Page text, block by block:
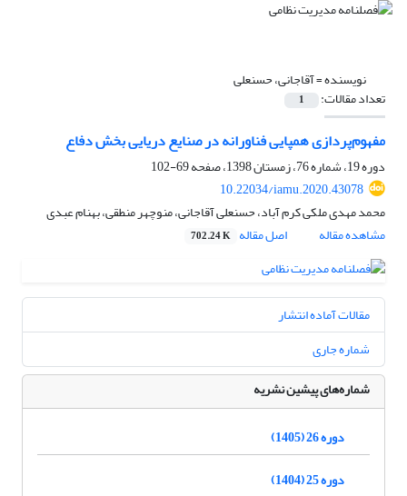
نویسنده =آقاجانی، حسنعلی
تعداد مقالات: 1
مفهوم‌پردازی همپایی فناورانه در صنایع دریایی بخش دفاع
دوره 19، شماره 76، زمستان 1398، صفحه
69-102
10.22034/iamu.2020.43078
محمد مهدی ملکی کرم آباد، حسنعلی آقاجانی، منوچهر منطقی، بهنام عبدی
مشاهده مقاله
اصل مقاله 702.24 K
مقالات آماده انتشار
شماره جاری
شماره‌های پیشین نشریه
دوره 26 (1405)
دوره 25 (1404)